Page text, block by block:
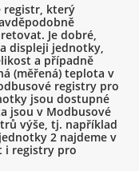
registr, který
Je dobré,
displeji jednotky,
a případně
(měřená) teplota v
registry pro
jsou dostupné
jsou v Modbusové
výše, tj. například
2 najdeme v
i registry pro